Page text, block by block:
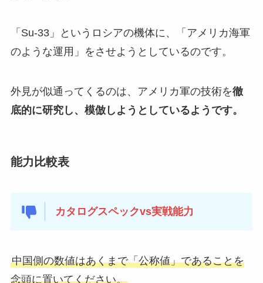
「Su-33」というロシアの機体に、「アメリカ海軍
のような運用」をさせようとしているのです。
外見が似通ってくるのは、アメリカ軍の技術を徹
底的に研究し、模倣しようとしているようです。
能力比較表
カタログスペックvs実戦能力
中国側の数値はあくまで「公称値」であることを
念頭に置いてください。